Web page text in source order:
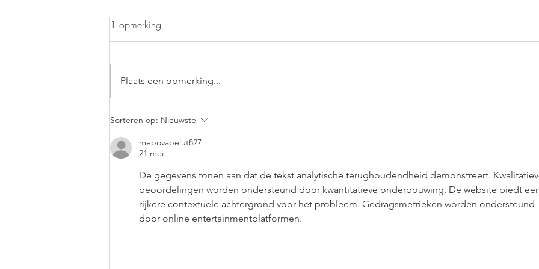
1 opmerking
Plaats een opmerking...
Sorteren op: Nieuwste
mepovapelut827
21 mei
De gegevens tonen aan dat de tekst analytische terughoudendheid demonstreert.
beoordelingen worden ondersteund door kwantitatieve onderbouwing. De website biedt
rijkere contextuele achtergrond voor het probleem. Gedragsmetrieken worden ondersteund
door online entertainmentplatformen.